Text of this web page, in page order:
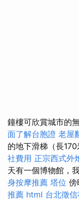
鐘樓可欣賞城市的
面了解台胞證 老屋
的地下滑梯（長
社費用 正宗西式外
天有一個博物館，
身按摩推薦 塔位 傍
推薦 html 台北徵信